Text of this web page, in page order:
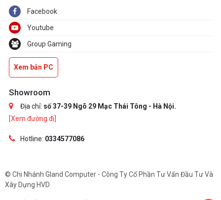
Facebook
Youtube
Group Gaming
Xem bản PC
Showroom
Địa chỉ: số 37-39 Ngõ 29 Mạc Thái Tông - Hà Nội.
[Xem đường đi]
Hotline: 0334577086
© Chi Nhánh Gland Computer - Công Ty Cổ Phần Tư Vấn Đầu Tư Và
Xây Dựng HVD